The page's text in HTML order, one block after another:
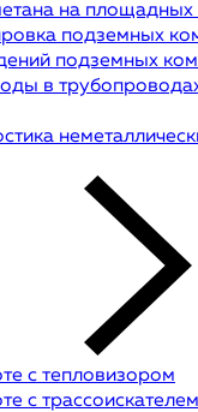
на площадных
подземных
подземных
в
с тепловизором
с трассоискателем